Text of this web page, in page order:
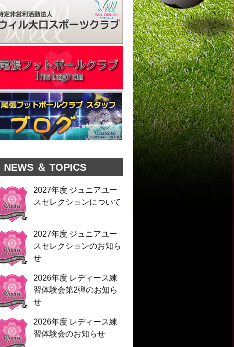
NEWS ＆ TOPICS
2027年度 ジュニアユー
スセレクションについて
2027年度 ジュニアユー
スセレクションのお知ら
せ
2026年度 レディース練
習体験会第2弾のお知ら
せ
2026年度 レディース練
習体験会のお知らせ